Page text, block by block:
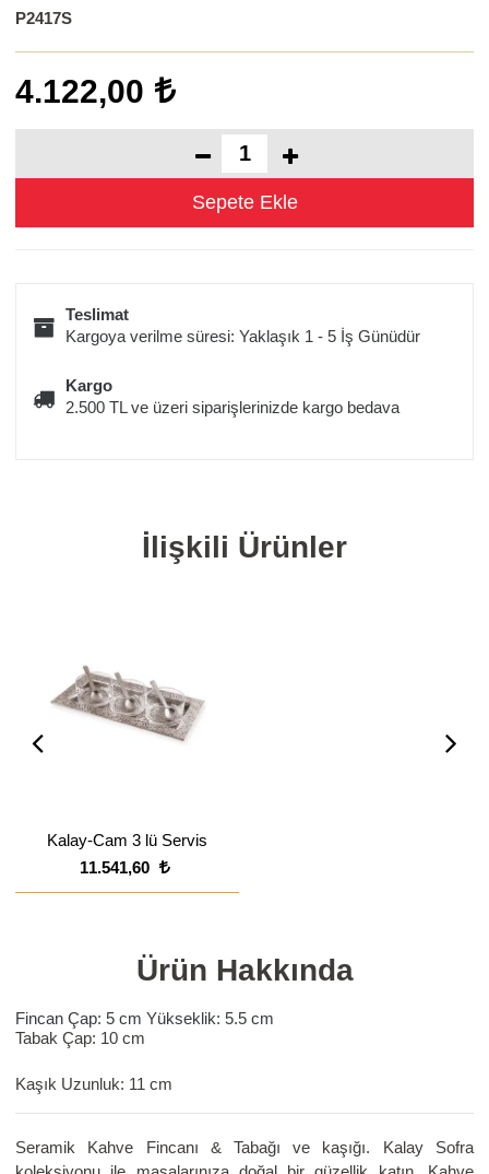
P2417S
4.122,00
Teslimat
Kargoya verilme süresi: Yaklaşık 1 - 5 İş Günüdür
Kargo
2.500 TL ve üzeri siparişlerinizde kargo bedava
İlişkili Ürünler
Kalay-Cam 3 lü Servis
11.541,60
Ürün Hakkında
Fincan Çap: 5 cm Yükseklik: 5.5 cm
Tabak Çap: 10 cm
Kaşık Uzunluk: 11 cm
Seramik Kahve Fincanı & Tabağı ve kaşığı. Kalay Sofra